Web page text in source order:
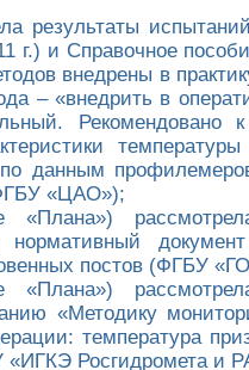
результаты
г.) и Справочное
внедрены в
– «внедрить в
Рекомендовано
данным
«ЦАО»);
постов (ФГБУ
«Методику
температура
Росгидромета и